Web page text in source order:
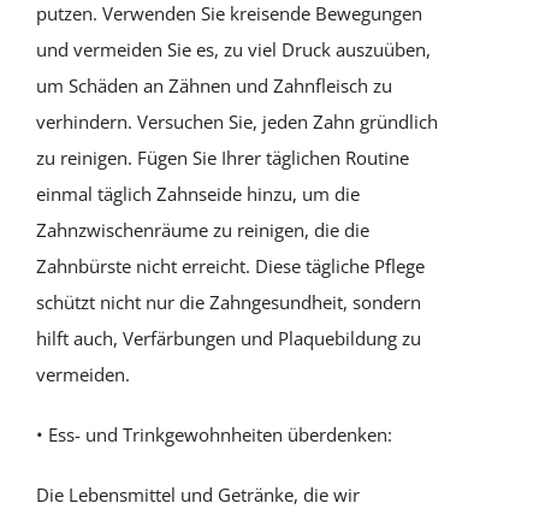
putzen. Verwenden Sie kreisende Bewegungen
und vermeiden Sie es, zu viel Druck auszuüben,
um Schäden an Zähnen und Zahnfleisch zu
verhindern. Versuchen Sie, jeden Zahn gründlich
zu reinigen. Fügen Sie Ihrer täglichen Routine
einmal täglich Zahnseide hinzu, um die
Zahnzwischenräume zu reinigen, die die
Zahnbürste nicht erreicht. Diese tägliche Pflege
schützt nicht nur die Zahngesundheit, sondern
hilft auch, Verfärbungen und Plaquebildung zu
vermeiden.
• Ess- und Trinkgewohnheiten überdenken:
Die Lebensmittel und Getränke, die wir